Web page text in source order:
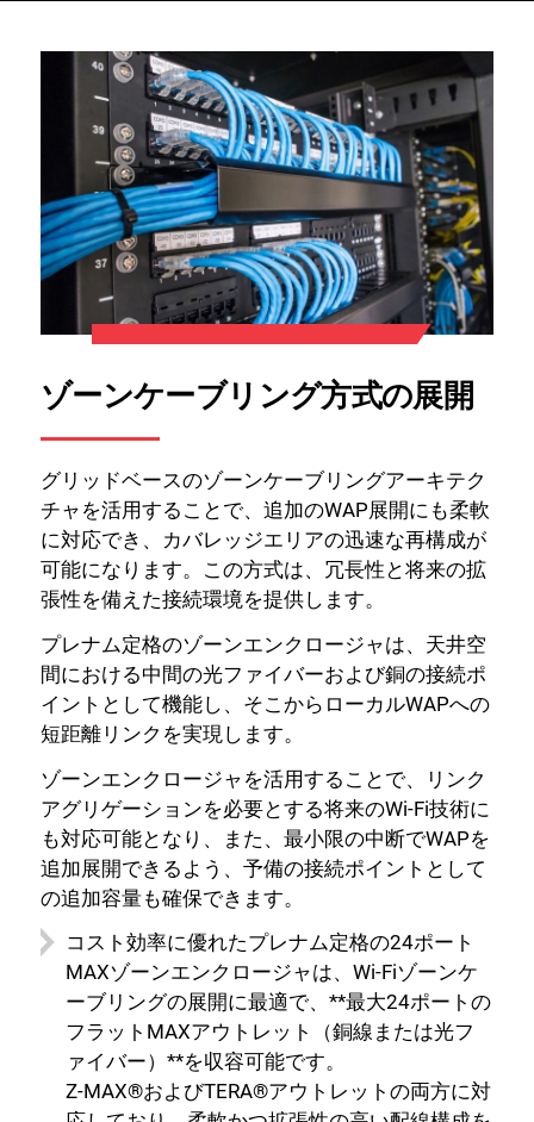
ゾーンケーブリング方式の展開
グリッドベースのゾーンケーブリングアーキテク
チャを活用することで、追加のWAP展開にも柔軟
に対応でき、カバレッジエリアの迅速な再構成が
可能になります。この方式は、冗長性と将来の拡
張性を備えた接続環境を提供します。
プレナム定格のゾーンエンクロージャは、天井空
間における中間の光ファイバーおよび銅の接続ポ
イントとして機能し、そこからローカルWAPへの
短距離リンクを実現します。
ゾーンエンクロージャを活用することで、リンク
アグリゲーションを必要とする将来のWi-Fi技術に
も対応可能となり、また、最小限の中断でWAPを
追加展開できるよう、予備の接続ポイントとして
の追加容量も確保できます。
コスト効率に優れたプレナム定格の24ポート
MAXゾーンエンクロージャは、Wi-Fiゾーンケ
ーブリングの展開に最適で、**最大24ポートの
フラットMAXアウトレット（銅線または光フ
ァイバー）**を収容可能です。
Z-MAX®およびTERA®アウトレットの両方に対